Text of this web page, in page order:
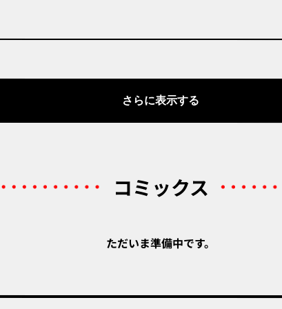
さらに表示する
コミックス
ただいま準備中です。